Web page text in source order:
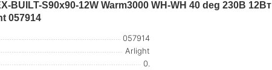
BUILT-S90x90-12W Warm3000 WH-WH 40 deg 230В 12Вт
057914
057914
Arlight
0.